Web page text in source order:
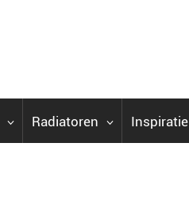
Radiatoren Inspiratie